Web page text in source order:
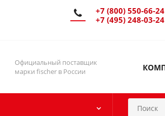
+7 (800) 550-66-24
+7 (495) 248-03-24
Официальный поставщик
марки fischer в России